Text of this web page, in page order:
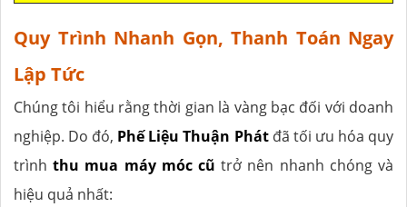
Quy Trình Nhanh Gọn, Thanh Toán Ngay
Lập Tức
Chúng tôi hiểu rằng thời gian là vàng bạc đối với doanh
nghiệp. Do đó, Phế Liệu Thuận Phátđã tối ưu hóa quy
trìnhthu mua máy móc cũ trở nên nhanh chóng và
hiệu quả nhất: